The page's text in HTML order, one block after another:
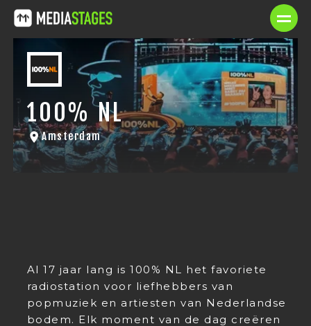
100% NL
Amsterdam
Al 17 jaar lang is 100% NL het favoriete
radiostation voor liefhebbers van
popmuziek en artiesten van Nederlandse
bodem. Elk moment van de dag creëren